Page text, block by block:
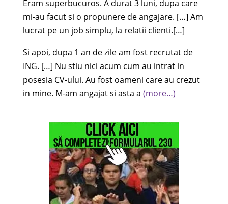
Eram superbucuros. A durat 3 luni, dupa care
mi-au facut si o propunere de angajare. […] Am
lucrat pe un job simplu, la relatii clienti.[…]
Si apoi, dupa 1 an de zile am fost recrutat de
ING. […] Nu stiu nici acum cum au intrat in
posesia CV-ului. Au fost oameni care au crezut
in mine. M-am angajat si asta a (more…)